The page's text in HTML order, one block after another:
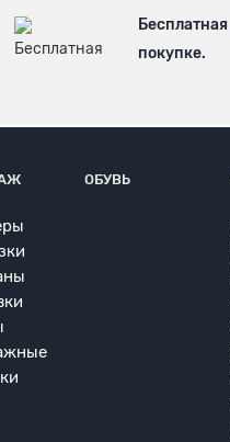
Бесплатная
покупке.
ОБУВЬ